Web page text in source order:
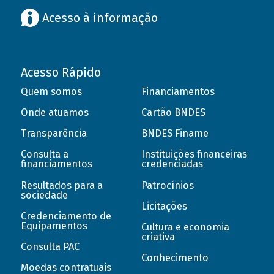
Acesso à informação
Acesso Rápido
Quem somos
Onde atuamos
Transparência
Consulta a
financiamentos
Resultados para a
sociedade
Credenciamento de
Equipamentos
Consulta PAC
Moedas contratuais
Financiamentos
Cartão BNDES
BNDES Finame
Instituições financeiras
credenciadas
Patrocínios
Licitações
Cultura e economia
criativa
Conhecimento